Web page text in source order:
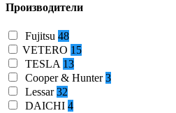
Производители
Fujitsu 48
VETERO 15
TESLA 13
Cooper & Hunter3
Lessar32
DAICHI 4